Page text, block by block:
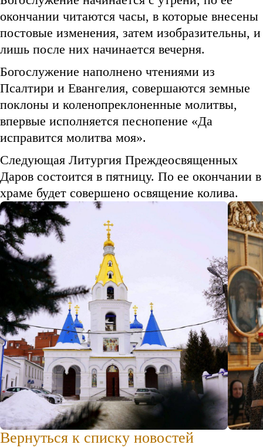
окончании читаются часы, в которые внесены
постовые изменения, затем изобразительны, и
лишь после них начинается вечерня.
Богослужение наполнено чтениями из
Псалтири и Евангелия, совершаются земные
поклоны и коленопреклоненные молитвы,
впервые исполняется песнопение «Да
исправится молитва моя».
Следующая Литургия Преждеосвященных
Даров состоится в пятницу. По ее окончании в
храме будет совершено освящение колива.
Вернуться к списку новостей